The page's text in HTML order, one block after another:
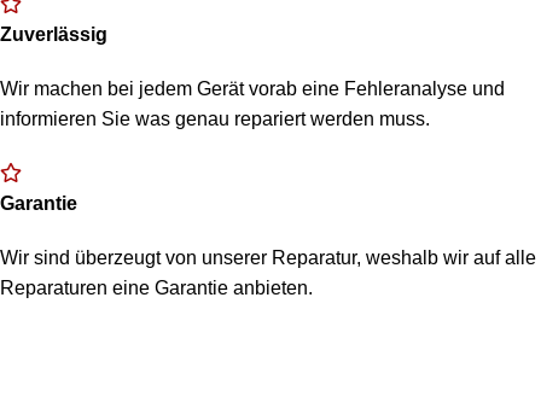
Zuverlässig
Wir machen bei jedem Gerät vorab eine Fehleranalyse und
informieren Sie was genau repariert werden muss.
Garantie
Wir sind überzeugt von unserer Reparatur, weshalb wir auf alle
Reparaturen eine Garantie anbieten.